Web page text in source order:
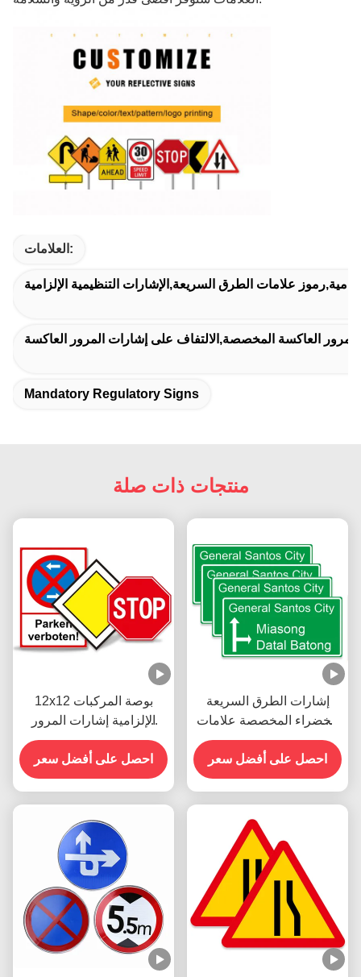
العلامات:
علامات الطرق السريعة,الإشارات التنظيمية الإلزامية
العاكسة المخصصة,الالتفاف على إشارات المرور العاكسة
Mandatory Regulatory Signs
منتجات ذات صلة
12x12 بوصة المركبات
الإلزامية إشارات المرور
العاكسة توقف للشارع
الطريق
احصل على أفضل سعر
إشارات الطرق السريعة
الخضراء المخصصة علامات
المرور إشارات الطرق
الرئيسية
احصل على أفضل سعر